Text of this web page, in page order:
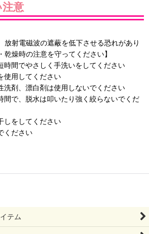
意
放射電磁波の遮蔽を低下させる恐れがあり
乾燥時の注意を守ってください】
間でやさしく手洗いをしてください
使用してください
剤、漂白剤は使用しないでください
で、脱水は叩いたり強く絞らないでくだ
しをしてください
ください
テム